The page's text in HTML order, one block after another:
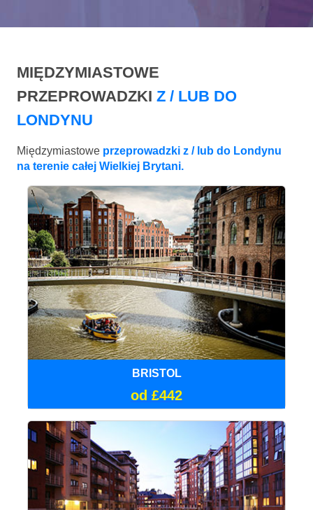
MIĘDZYMIASTOWE
PRZEPROWADZKI Z / LUB DO
LONDYNU
Międzymiastowe przeprowadzki z / lub do Londynu
na terenie całej Wielkiej Brytani.
BRISTOL
od £442